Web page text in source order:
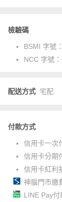
檢驗碼
BSMI 字號：
NCC 字號：
配送方式 宅配
付款方式
信用卡一次
信用卡分期
信用卡紅利
神腦門市繳
LINE Pay付